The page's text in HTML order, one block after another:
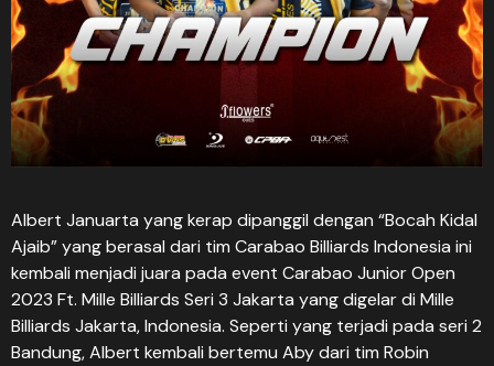
Albert Januarta yang kerap dipanggil dengan “Bocah Kidal
Ajaib” yang berasal dari tim Carabao Billiards Indonesia ini
kembali menjadi juara pada event Carabao Junior Open
2023 Ft. Mille Billiards Seri 3 Jakarta yang digelar di Mille
Billiards Jakarta, Indonesia. Seperti yang terjadi pada seri 2
Bandung, Albert kembali bertemu Aby dari tim Robin